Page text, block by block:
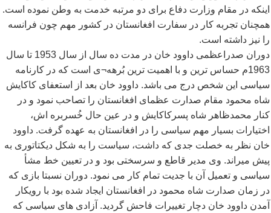
اینکه در مقام وزارت دفاع برای دو مرتبه خدمت به وطن نموده است.
همچنان تجربه کار در سفارت افغانستان در کشور مهم چون فرانسه
را نیز داشته است.
دوران صدراعظمی داوود خان در مدت ده سال از سال 1953 تا سال
1963م حساس ترین و با اهمیت ترین بُرهه¬ی است که در کارنامه
سیاسی این شخص درج می باشد. داوود خان بعد از استعفای کاکایش
شاه محمود مقام صدارت عظمای افغانستان را تصاحب نمود و در
کنار محمدظاهر شاه پسرکاکایش و در عین حال خُسربره اش،
اختیارات بسیار مهم سیاسی را در افغانستان به عهده گرفت. داوود
خان نظر به خصلت جدی که داشت، سیاست را به شکل دیکتاتوری به
پیش میراند. وی مدیر قاطع و سرسختی بود و در تعیین خط مشأ
سیاسی و تعمیل آن با جدیت تمام کار می نمود. دوران نسبتا بازی که
در زمان صدارت شاه محمود در افغانستان ایجاد شده بود با رویکار
آمدن داوود خان دچار تغییرات فاحش گردید. آزادی های سیاسی که